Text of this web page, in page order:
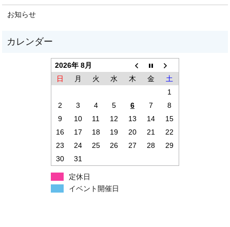
お知らせ
2026年 8月
日
月 火 水 木 金
土
1
2
3 4 5 6 7
8
9
10 11 12 13 14
15
16
17 18 19 20 21
22
23
24 25 26 27 28
29
30
31
定休日
イベント開催日